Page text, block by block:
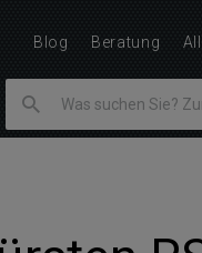
Blog Beratung